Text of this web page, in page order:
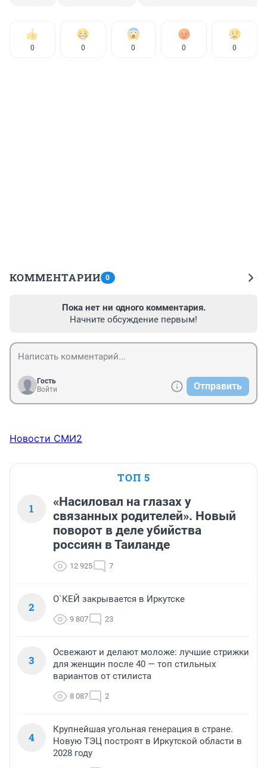
0 0 0 0 0
КОММЕНТАРИИ 0
Пока нет ни одного комментария.
Начните обсуждение первым!
Гость
Войти
Отправить
Новости СМИ2
ТОП 5
1
«Насиловал на глазах у
связанных родителей». Новый
поворот в деле убийства
россиян в Таиланде
12 925 7
2
О`КЕЙ закрывается в Иркутске
9 807 23
3
Освежают и делают моложе: лучшие стрижки
для женщин после 40 — топ стильных
вариантов от стилиста
8 087 2
4
Крупнейшая угольная генерация в стране.
Новую ТЭЦ построят в Иркутской области в
2028 году